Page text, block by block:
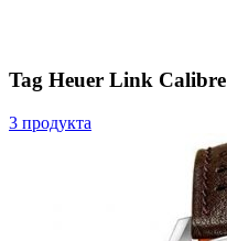
Tag Heuer Link Calibre
3 продукта